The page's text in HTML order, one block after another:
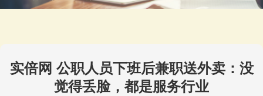
实倍网 公职人员下班后兼职送外卖：没
觉得丢脸，都是服务行业